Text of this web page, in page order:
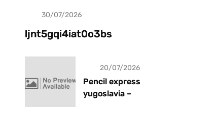
Uncategorized
30/07/2026
ljnt5gqi4iat0o3bs
20/07/2026
Pencil express
yugoslavia –